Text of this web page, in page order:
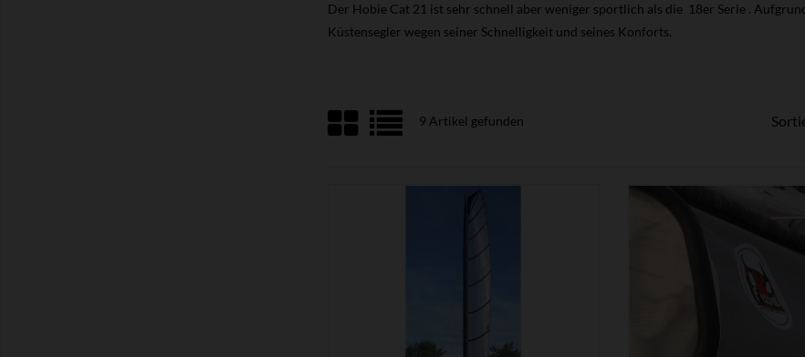
Der Hobie Cat 21 ist sehr schnell aber weniger sportlich als die 18er Serie .
Küstensegler wegen seiner Schnelligkeit und seines Konforts.
9 Artikel gefunden
